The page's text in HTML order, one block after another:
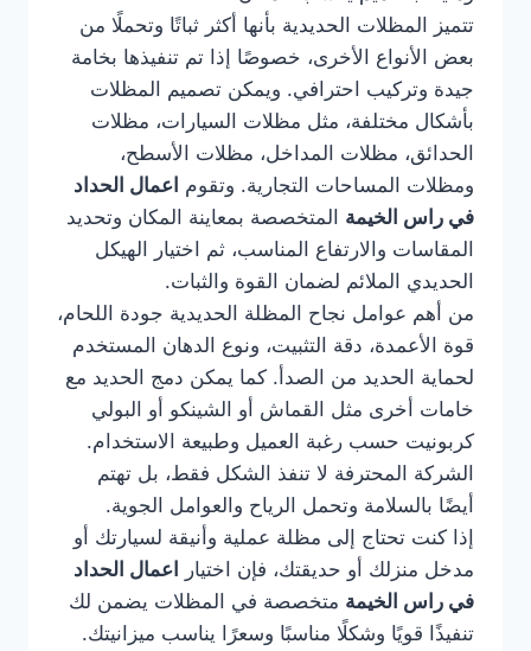
تتميز المظلات الحديدية بأنها أكثر ثباتًا وتحملًا من
بعض الأنواع الأخرى، خصوصًا إذا تم تنفيذها بخامة
جيدة وتركيب احترافي. ويمكن تصميم المظلات
بأشكال مختلفة، مثل مظلات السيارات، مظلات
الحدائق، مظلات المداخل، مظلات الأسطح،
ومظلات المساحات التجارية. وتقوم اعمال الحداد
في راس الخيمة المتخصصة بمعاينة المكان وتحديد
المقاسات والارتفاع المناسب، ثم اختيار الهيكل
الحديدي الملائم لضمان القوة والثبات.
من أهم عوامل نجاح المظلة الحديدية جودة اللحام،
قوة الأعمدة، دقة التثبيت، ونوع الدهان المستخدم
لحماية الحديد من الصدأ. كما يمكن دمج الحديد مع
خامات أخرى مثل القماش أو الشينكو أو البولي
كربونيت حسب رغبة العميل وطبيعة الاستخدام.
الشركة المحترفة لا تنفذ الشكل فقط، بل تهتم
أيضًا بالسلامة وتحمل الرياح والعوامل الجوية.
إذا كنت تحتاج إلى مظلة عملية وأنيقة لسيارتك أو
مدخل منزلك أو حديقتك، فإن اختيار
اعمال الحداد
في راس الخيمة متخصصة في المظلات يضمن لك
تنفيذًا قويًا وشكلًا مناسبًا وسعرًا يناسب ميزانيتك.